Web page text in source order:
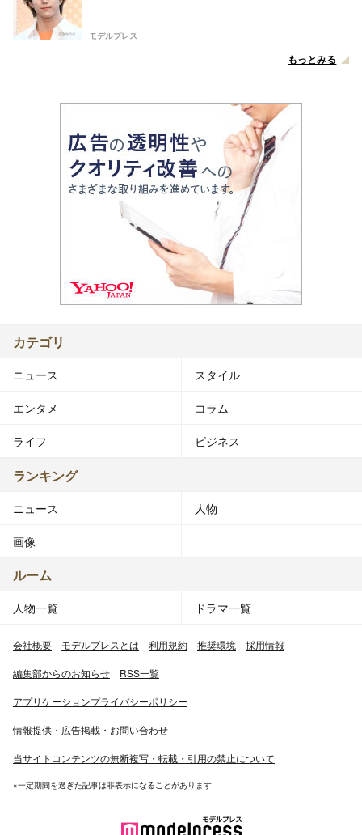
モデルプレス
もっとみる
カテゴリ
ニュース スタイル
エンタメ コラム
ライフ ビジネス
ランキング
ニュース 人物
画像
ルーム
人物一覧 ドラマ一覧
会社概要 モデルプレスとは 利用規約 推奨環境 採用情報
編集部からのお知らせ RSS一覧
アプリケーションプライバシーポリシー
情報提供・広告掲載・お問い合わせ
当サイトコンテンツの無断複写・転載・引用の禁止について
※一定期間を過ぎた記事は非表示になることがあります